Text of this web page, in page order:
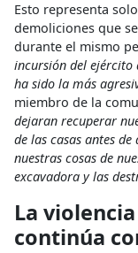
Esto representa
demoliciones que
durante el mismo
incursión del ejército
ha sido la más
miembro de la
dejaran recuperar
de las casas antes
nuestras cosas de
excavadora y las
La
continúa